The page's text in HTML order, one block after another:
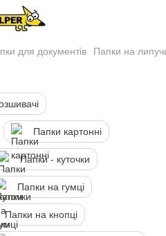
для документів Папки на
Папки картонні
Папки - куточки
Папки на гумці
Папки на кнопцi